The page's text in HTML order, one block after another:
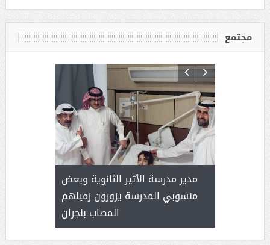
مجتمع
( محمد
مدير مدرسة الأثير الثانوية وبعض
منسوبي المدرسة يزورون زميلهم
المصاب بنجران
) .. ميراث